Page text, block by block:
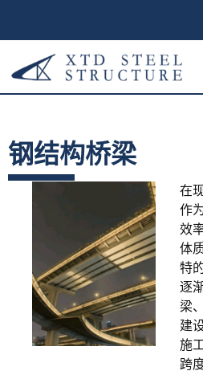
钢结构桥梁
在
作
效
体
特
逐
梁
建
施
跨